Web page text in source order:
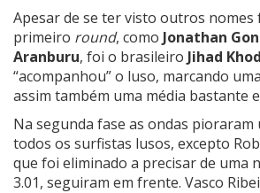
Apesar de se ter visto outros nomes
primeiro round, como Jonathan
Aranburu, foi o brasileiro Jihad
“acompanhou” o luso, marcando
assim também uma média bastante
Na segunda fase as ondas pioraram
todos os surfistas lusos, excepto
que foi eliminado a precisar de uma
3.01, seguiram em frente. Vasco